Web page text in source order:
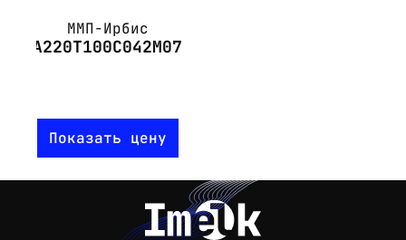
ММП-Ирбис
А220Т100С042М07
Показать цену